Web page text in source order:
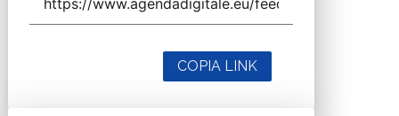
COPIA LINK